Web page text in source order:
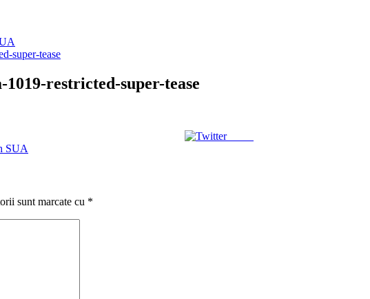
super-tease
1019-restricted-super-tease
Tweet
SUA
sunt marcate cu *